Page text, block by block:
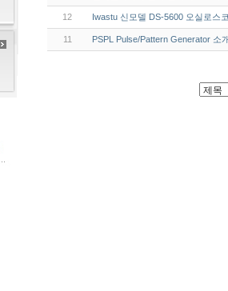
12 Iwastu 신모델 DS-5600 오실로스
11 PSPL Pulse/Pattern Generator 소